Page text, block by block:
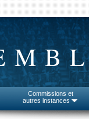
Commissions et
autres instances